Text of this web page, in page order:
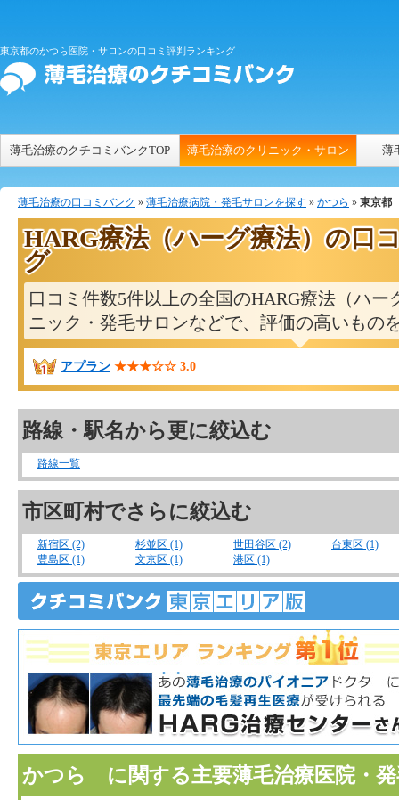
東京都のかつら医院・サロンの口コミ評判ランキング
薄毛治療のクチコミバンクTOP 薄毛治療のクリニック・サロン 薄
薄毛治療の口コミバンク » 薄毛治療病院・発毛サロンを探す » かつら » 東京都
HARG療法（ハーグ療法）の口
グ
口コミ件数5件以上の全国のHARG療法（ハー
ニック・発毛サロンなどで、評価の高いもの
アプラン ★★★☆☆ 3.0
路線・駅名から更に絞込む
路線一覧
市区町村でさらに絞込む
新宿区 (2) 杉並区 (1) 世田谷区 (2)
台東区 (1)
豊島区 (1)
文京区 (1) 港区 (1)
かつら に関する主要薄毛治療医院・